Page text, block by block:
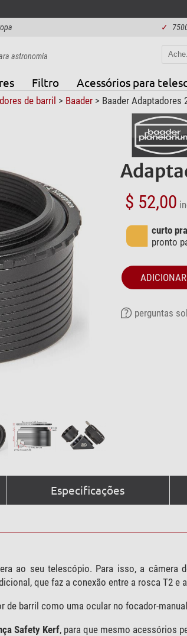
✓
astronomia
Filtro Acessórios para
de barril > Baader> Baader Adaptadores
$ 52,00
curto
pronto
perguntas
Especificações
ao seu telescópio. Para isso, a câmera
que faz a conexão entre a rosca T2 e
de barril como uma ocular no focador-
Safety Kerf, para que mesmo acessórios